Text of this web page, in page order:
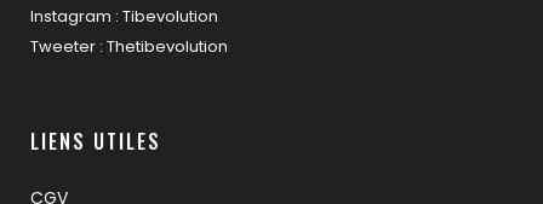
Instagram : Tibevolution
Tweeter : Thetibevolution
LIENS UTILES
CGV